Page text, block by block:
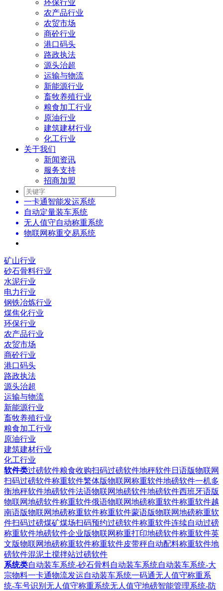
环保行业
农产品行业
农贸市场
商砼行业
港口码头
路政执法
源头治超
运输与物流
新能源行业
畜牧养殖行业
粮食加工行业
原油行业
建筑建材行业
化工行业
关于我们
新闻资讯
服务支持
招商加盟
一卡通智能发运系统
自动定量装车系统
无人值守自动称重系统
物联网称重交易系统
矿山行业
砂石骨料行业
水泥行业
电力行业
钢铁冶炼行业
煤焦化行业
环保行业
农产品行业
农贸市场
商砼行业
港口码头
路政执法
源头治超
运输与物流
新能源行业
畜牧养殖行业
粮食加工行业
原油行业
建筑建材行业
化工行业
软件类过磅软件粮食收购扫码过磅软件地秤软件日语版物联网
扫码过磅软件称重软件繁体版物联网称重软件地磅软件一机多
衡地秤软件地磅软件法语物联网地磅软件地磅软件西班牙语版
物联网地磅软件称重软件俄语物联网地磅称重软件称重软件越
南语版物联网地磅称重软件称重软件蒙语版物联网地磅称重软
件扫码过磅煤矿煤场扫码预约过磅软件称重软件连续自动过磅
称重软件地磅软件企业版物联网称重打印地磅软件称重软件英
文版物联网地磅称重软件称重软件皮带秤自动配料称重软件地
磅软件混泥土搅拌站过磅软件
系统类自动装车系统-砂石骨料自动装车系统自动装车系统-大
宗物料一卡通物流发运自动装车系统一码通无人值守称重系
统-车号识别无人值守称重系统无人值守地磅智能管理系统-防